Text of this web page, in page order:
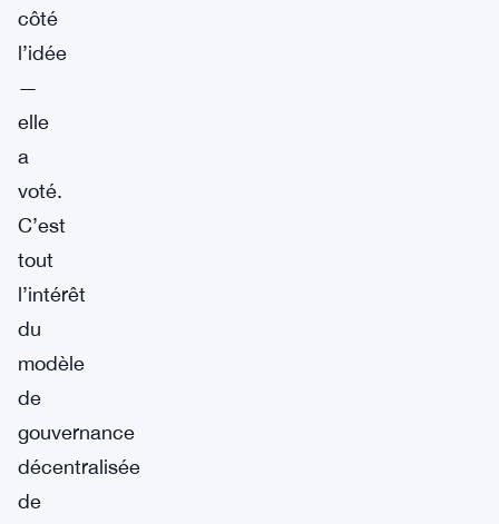
côté
l’idée
—
elle
a
voté.
C’est
tout
l’intérêt
du
modèle
de
gouvernance
décentralisée
de